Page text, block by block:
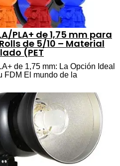
PLA+ de 1,75 mm para
de 5/10 – Material
(PET
de 1,75 mm: La Opción Ideal
FDM El mundo de la